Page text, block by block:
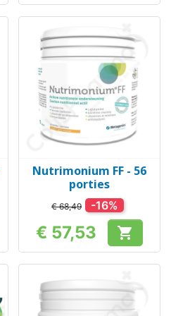
Nutrimonium FF - 56
porties
€ 68,49 -16%
Prijs
€ 57,53 